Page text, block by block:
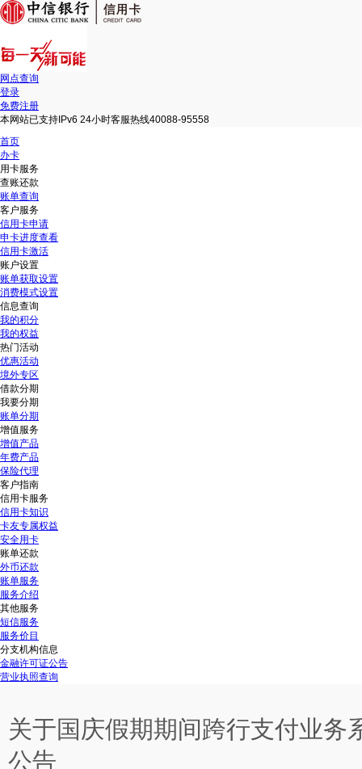
网点查询
登录
免费注册
本网站已支持IPv6 24小时客服热线40088-95558
首页
办卡
用卡服务
查账还款
账单查询
客户服务
信用卡申请
申卡进度查看
信用卡激活
账户设置
账单获取设置
消费模式设置
信息查询
我的积分
我的权益
热门活动
优惠活动
境外专区
借款分期
我要分期
账单分期
增值服务
增值产品
年费产品
保险代理
客户指南
信用卡服务
信用卡知识
卡友专属权益
安全用卡
账单还款
外币还款
账单服务
服务介绍
其他服务
短信服务
服务价目
分支机构信息
金融许可证公告
营业执照查询
关于国庆假期期间跨行支付业务
公告